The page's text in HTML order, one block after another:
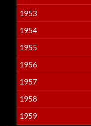
1953
1954
1955
1956
1957
1958
1959